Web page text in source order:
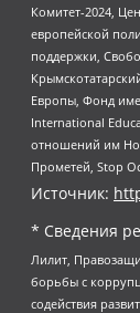
Комитет-2024,
европейской
поддержки,
Европы, Фонд
International
отношений им
Прометей, Stop
Источник:
* Сведения
Лилит,
борьбы с
содействия